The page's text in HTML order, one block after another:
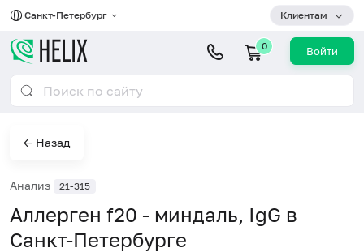
Санкт-Петербург Клиентам
0 Войти
← Назад
Анализ 21-315
Аллерген f20 - миндаль, IgG в
Санкт-Петербурге